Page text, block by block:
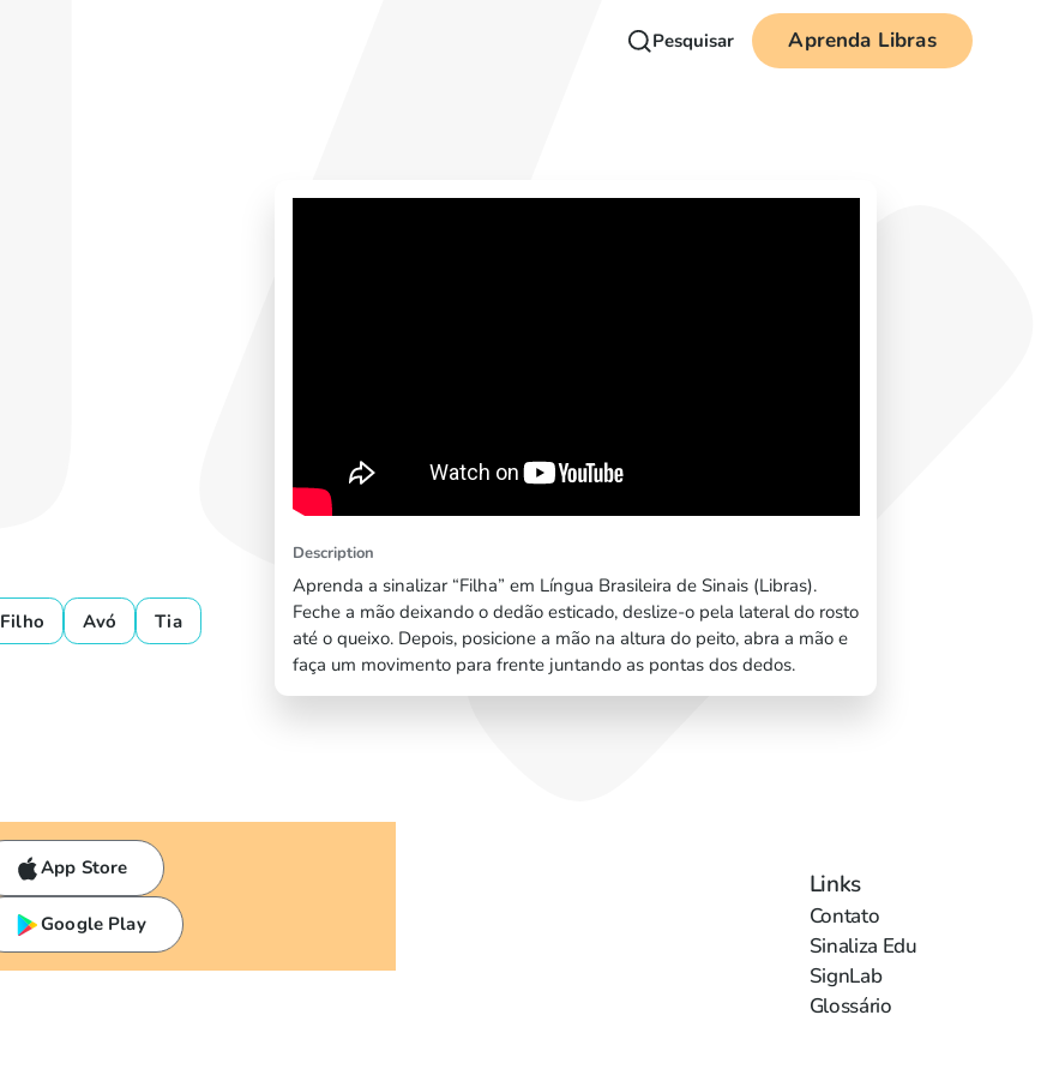
Pesquisar Aprenda Libras
Description
Aprenda a sinalizar “Filha” em Língua Brasileira de Sinais (Libras).
Feche a mão deixando o dedão esticado, deslize-o pela lateral do rosto
até o queixo. Depois, posicione a mão na altura do peito, abra a mão e
faça um movimento para frente juntando as pontas dos dedos.
Filho Avó
Tia
App Store
Google Play
Links
Contato
Sinaliza Edu
SignLab
Glossário